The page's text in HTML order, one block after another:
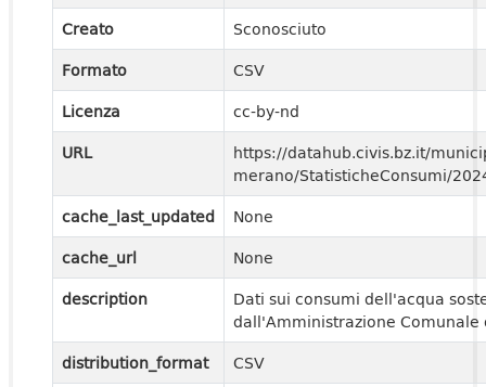
Creato
Sconosciuto
Formato
CSV
Licenza
cc-by-nd
URL
https://datahub.civis.bz.it/
merano/StatisticheConsumi/
cache_last_updated
None
cache_url
None
description
Dati sui consumi dell'acqua
dall'Amministrazione Comunale
distribution_format
CSV